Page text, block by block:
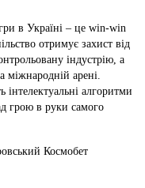
в Україні – це win-win
отримує захист від
індустрію, а
міжнародній арені.
алгоритми
грою в руки самого
Космобет